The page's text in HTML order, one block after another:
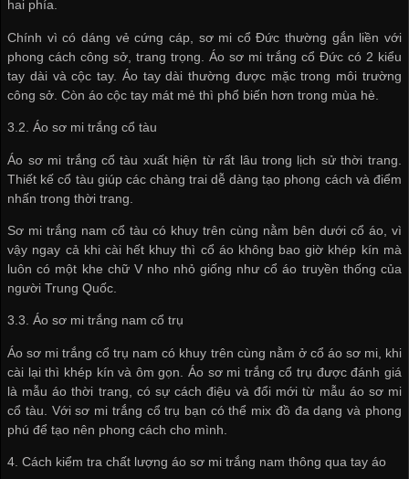
hai phía.
Chính vì có dáng vẻ cứng cáp, sơ mi cổ Đức thường gắn liền với
phong cách công sở, trang trọng. Áo sơ mi trắng cổ Đức có 2 kiểu
tay dài và cộc tay. Áo tay dài thường được mặc trong môi trường
công sở. Còn áo cộc tay mát mẻ thì phổ biến hơn trong mùa hè.
3.2. Áo sơ mi trắng cổ tàu
Áo sơ mi trắng cổ tàu xuất hiện từ rất lâu trong lịch sử thời trang.
Thiết kế cổ tàu giúp các chàng trai dễ dàng tạo phong cách và điểm
nhấn trong thời trang.
Sơ mi trắng nam cổ tàu có khuy trên cùng nằm bên dưới cổ áo, vì
vậy ngay cả khi cài hết khuy thì cổ áo không bao giờ khép kín mà
luôn có một khe chữ V nho nhỏ giống như cổ áo truyền thống của
người Trung Quốc.
3.3. Áo sơ mi trắng nam cổ trụ
Áo sơ mi trắng cổ trụ nam có khuy trên cùng nằm ở cổ áo sơ mi, khi
cài lại thì khép kín và ôm gọn. Áo sơ mi trắng cổ trụ được đánh giá
là mẫu áo thời trang, có sự cách điệu và đổi mới từ mẫu áo sơ mi
cổ tàu. Với sơ mi trắng cổ trụ bạn có thể mix đồ đa dạng và phong
phú để tạo nên phong cách cho mình.
4. Cách kiểm tra chất lượng áo sơ mi trắng nam thông qua tay áo